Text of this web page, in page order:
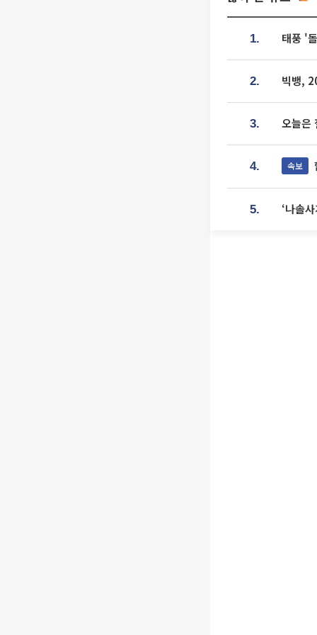
1. 태풍 '
2. 빅뱅,
3. 오늘은
4. 속보
5. ‘나솔